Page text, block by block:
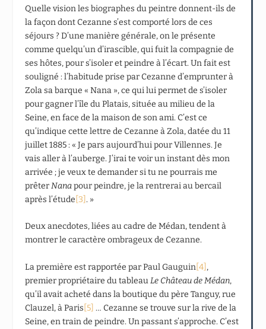
Quelle vision les biographes du peintre donnent-ils de
la façon dont Cezanne s’est comporté lors de ces
séjours ? D’une manière générale, on le présente
comme quelqu’un d’irascible, qui fuit la compagnie de
ses hôtes, pour s’isoler et peindre à l’écart. Un fait est
souligné : l’habitude prise par Cezanne d’emprunter à
Zola sa barque « Nana », ce qui lui permet de s’isoler
pour gagner l’île du Platais, située au milieu de la
Seine, en face de la maison de son ami. C’est ce
qu’indique cette lettre de Cezanne à Zola, datée du 11
juillet 1885 : « Je pars aujourd’hui pour Villennes. Je
vais aller à l’auberge. J’irai te voir un instant dès mon
arrivée ; je veux te demander si tu ne pourrais me
prêterNana pour peindre, je la rentrerai au bercail
après l’étude [3]. »
Deux anecdotes, liées au cadre de Médan, tendent à
montrer le caractère ombrageux de Cezanne.
La première est rapportée par Paul Gauguin [4] ,
premier propriétaire du tableauLe Château de Médan,
qu’il avait acheté dans la boutique du père Tanguy, rue
Clauzel, à Paris [5] … Cezanne se trouve sur la rive de la
Seine, en train de peindre. Un passant s’approche. C’est